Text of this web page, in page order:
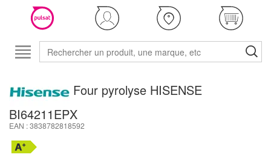
Four pyrolyse HISENSE
BI64211EPX
EAN : 3838782818592